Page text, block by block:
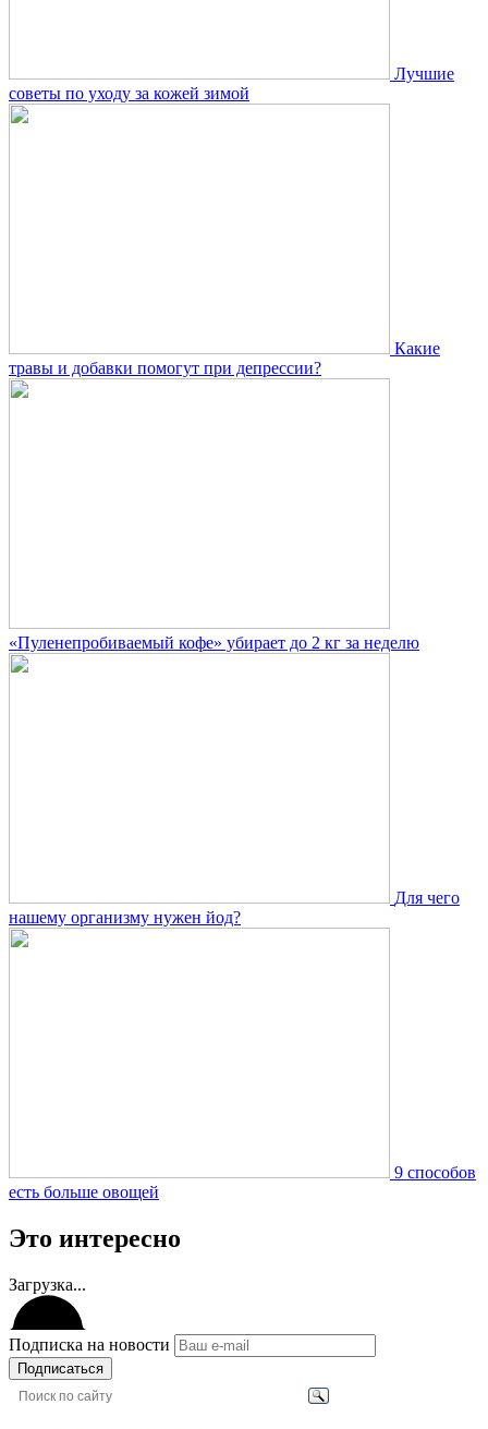
Лучшие
советы по уходу за кожей зимой
Какие
травы и добавки помогут при депрессии?
«Пуленепробиваемый кофе» убирает до 2 кг за неделю
Для чего
нашему организму нужен йод?
9 способов
есть больше овощей
Это интересно
Загрузка...
Подписка на новости
Подписаться